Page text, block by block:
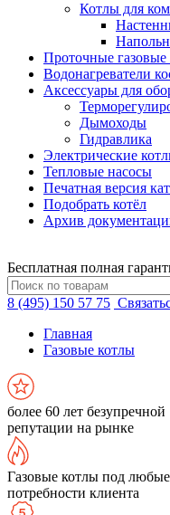
Котлы для
Проточные газовые
Водонагреватели
Аксессуары для
Дымоходы
Гидравлика
Электрические
Тепловые насосы
Печатная версия
Подобрать котёл
Архив
Бесплатная полная
8 (495) 150 57 75
Главная
Газовые котлы
более 60 лет безупречной
репутации на рынке
Газовые котлы под любые
потребности клиента